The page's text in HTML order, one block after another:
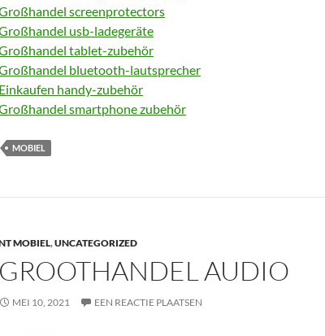
screenprotectors
usb-ladegeräte
tablet-zubehör
bluetooth-lautsprecher
Einkaufen handy-zubehör
smartphone zubehör
MOBIEL
MOBIEL,UNCATEGORIZED
GROOTHANDEL AUDIO
MEI 10, 2021 EEN REACTIE PLAATSEN